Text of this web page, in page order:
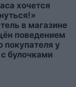
хочется
в магазине
поведением
покупателя у
булочками